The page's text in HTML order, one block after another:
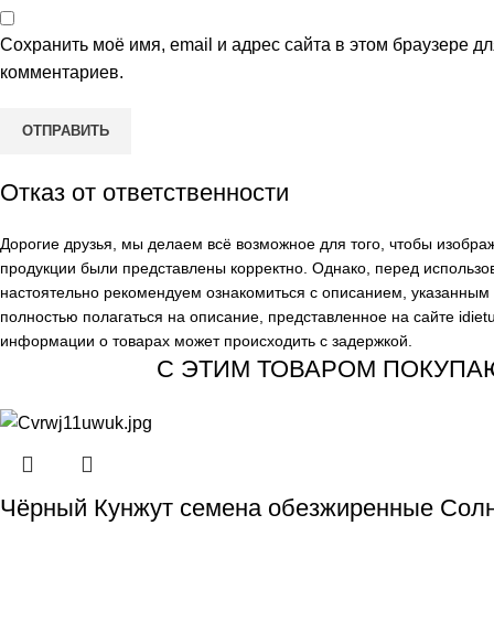
Сохранить моё имя, email и адрес сайта в этом браузере
комментариев.
Отказ от ответственности
Дорогие друзья, мы делаем всё возможное для того, чтобы
продукции были представлены корректно. Однако, перед
настоятельно рекомендуем ознакомиться с описанием, указанным
полностью полагаться на описание, представленное на сайте
информации о товарах может происходить с задержкой.
С ЭТИМ ТОВАРОМ
Чёрный Кунжут семена обезжиренные